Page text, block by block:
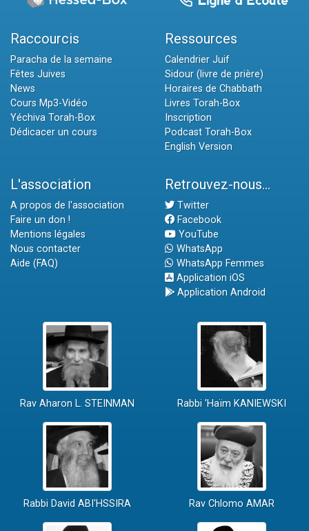
Raccourcis
Paracha de la semaine
Fêtes Juives
News
Cours Mp3-Vidéo
Yéchiva Torah-Box
Dédicacer un cours
Ressources
Calendrier Juif
Sidour (livre de prière)
Horaires de Chabbath
Livres Torah-Box
Inscription
Podcast Torah-Box
English Version
L'association
A propos de l'association
Faire un don !
Mentions légales
Nous contacter
Aide (FAQ)
Retrouvez-nous...
Twitter
Facebook
YouTube
WhatsApp
WhatsApp Femmes
Application iOS
Application Android
Rav Aharon L. STEINMAN Rabbi 'Haïm KANIEWSKI
Rabbi David ABI'HSSIRA Rav Chlomo AMAR